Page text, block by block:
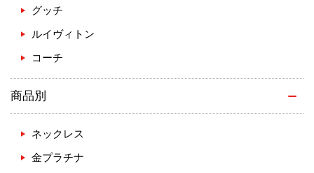
グッチ
ルイヴィトン
コーチ
商品別
ネックレス
金プラチナ